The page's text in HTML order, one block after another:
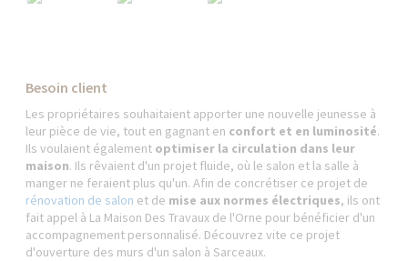
Besoin client
Les propriétaires souhaitaient apporter une nouvelle jeunesse à
leur pièce de vie, tout en gagnant en confort et en luminosité.
Ils voulaient également optimiser la circulation dans leur
maison. Ils rêvaient d'un projet fluide, où le salon et la salle à
manger ne feraient plus qu'un. Afin de concrétiser ce projet de
rénovation de salon et de mise aux normes électriques, ils ont
fait appel à La Maison Des Travaux de l'Orne pour bénéficier d'un
accompagnement personnalisé. Découvrez vite ce projet
d'ouverture des murs d'un salon à Sarceaux.